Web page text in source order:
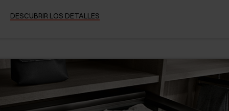
DESCUBRIR LOS DETALLES